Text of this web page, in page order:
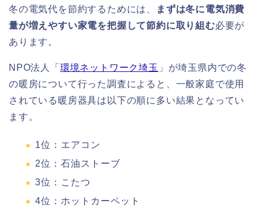
冬の電気代を節約するためには、
まずは冬に電気消費
量が増えやすい家電を把握して節約に取り組む必要が
あります。
NPO法人「 環境ネットワーク埼玉 」が埼玉県内での冬
の暖房について行った調査によると、一般家庭で使用
されている暖房器具は以下の順に多い結果となってい
ます。
1位：エアコン
2位：石油ストーブ
3位：こたつ
4位：ホットカーペット